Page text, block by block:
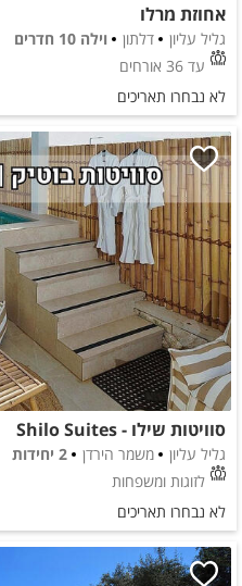
אחוזת מרלו
גליל עליון דלתון
וילה 10 חדרים
עד 36 אורחים
לא נבחרו תאריכים
סוויטות שילו - Shilo Suites
גליל עליון משמר הירדן
2 יחידות
לזוגות ומשפחות
לא נבחרו תאריכים